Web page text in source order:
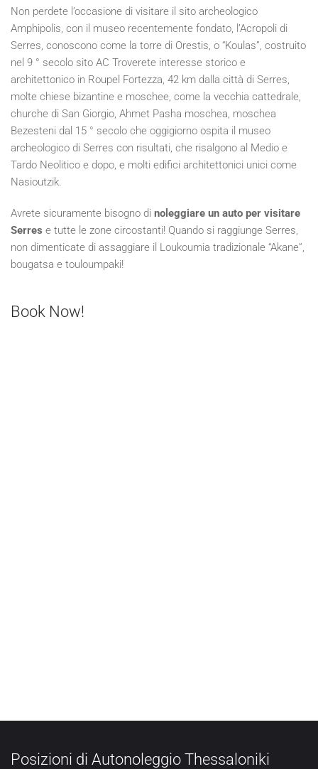
Non perdete l’occasione di visitare il sito archeologico
Amphipolis, con il museo recentemente fondato, l’Acropoli di
Serres, conoscono come la torre di Orestis, o “Koulas”, costruito
nel 9 ° secolo sito AC Troverete interesse storico e
architettonico in Roupel Fortezza, 42 km dalla città di Serres,
molte chiese bizantine e moschee, come la vecchia cattedrale,
churche di San Giorgio, Ahmet Pasha moschea, moschea
Bezesteni dal 15 ° secolo che oggigiorno ospita il museo
archeologico di Serres con risultati, che risalgono al Medio e
Tardo Neolitico e dopo, e molti edifici architettonici unici come
Nasioutzik.
Avrete sicuramente bisogno di noleggiare un auto per visitare
Serres e tutte le zone circostanti! Quando si raggiunge Serres,
non dimenticate di assaggiare il Loukoumia tradizionale “Akane”,
bougatsa e touloumpaki!
Book Now!
Posizioni di Autonoleggio Thessaloniki